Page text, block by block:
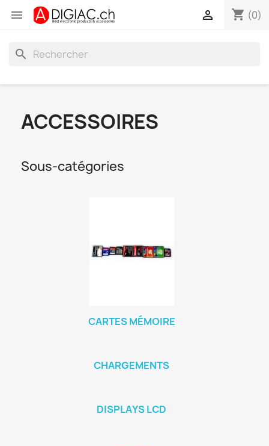
 shopping_cart (0)

search
ACCESSOIRES
Sous-catégories
CARTES MÉMOIRE
CHARGEMENTS
DISPLAYS LCD